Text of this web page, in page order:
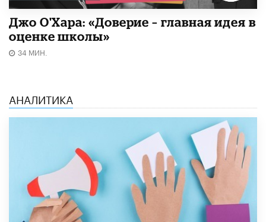
Джо О'Хара: «Доверие – главная идея в
оценке школы»
34 МИН.
АНАЛИТИКА